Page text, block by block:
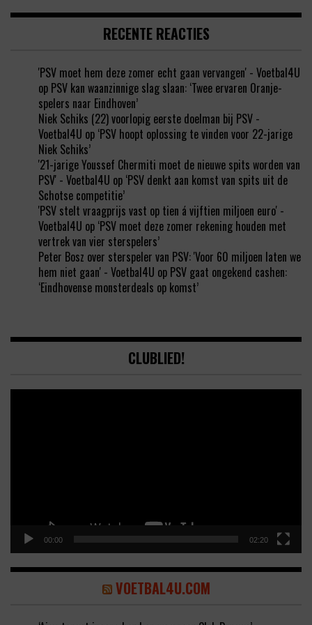
RECENTE REACTIES
'PSV moet hem deze zomer echt gaan vervangen' - Voetbal4U
op PSV kan waanzinnige slag slaan: ‘Twee ervaren Oranje-
spelers naar Eindhoven’
Niek Schiks (22) voorlopig eerste doelman bij PSV -
Voetbal4U op ‘PSV hoopt oplossing te vinden voor 22-jarige
Niek Schiks’
'21-jarige Youssef Chermiti moet de nieuwe spits worden van
PSV' - Voetbal4U op ‘PSV denkt aan komst van spits uit de
Schotse competitie’
'PSV stelt vraagprijs vast op tien á vijftien miljoen euro' -
Voetbal4U op ‘PSV moet deze zomer rekening houden met
vertrek van vier sterspelers’
Peter Bosz over sterspeler van PSV: 'Voor 60 miljoen laten we
hem niet gaan' - Voetbal4U op PSV gaat ongekend cashen:
‘Eindhovense monsterdeals op komst’
CLUBLIED!
00:00 02:20
VOETBAL4U.COM